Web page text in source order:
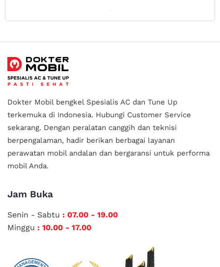
Dokter Mobil bengkel Spesialis AC dan Tune Up
terkemuka di Indonesia. Hubungi Customer Service
sekarang. Dengan peralatan canggih dan teknisi
berpengalaman, hadir berikan berbagai layanan
perawatan mobil andalan dan bergaransi untuk performa
mobil Anda.
Jam Buka
Senin - Sabtu : 07.00 - 19.00
Minggu : 10.00 - 17.00